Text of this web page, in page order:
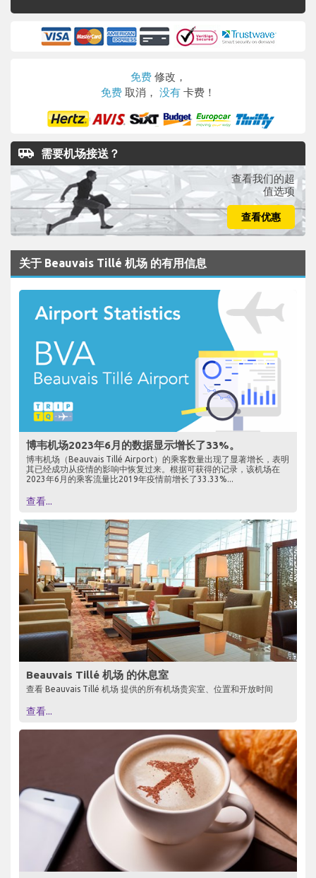
免费 修改，
免费 取消， 没有 卡费！
airport_shuttle 需要机场接送？
查看我们的超
值选项
查看优惠
关于 Beauvais Tillé 机场 的有用信息
博韦机场2023年6月的数据显示增长了33%。
博韦机场（Beauvais Tillé Airport）的乘客数量出现了显著增长，表明
其已经成功从疫情的影响中恢复过来。根据可获得的记录，该机场在
2023年6月的乘客流量比2019年疫情前增长了33.33%...
查看...
Beauvais Tillé 机场 的休息室
查看 Beauvais Tillé 机场 提供的所有机场贵宾室、位置和开放时间
查看...